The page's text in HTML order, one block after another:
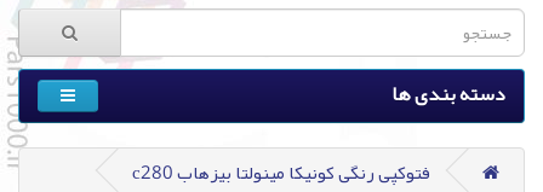
دسته بندی ها
فتوکپی رنگی کونیکا مینولتا بیزهاب c280